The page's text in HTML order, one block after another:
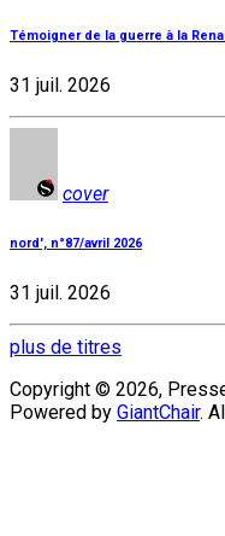
Témoigner de la guerre à la
31 juil. 2026
cover
nord', n°87/avril 2026
31 juil. 2026
plus de titres
Copyright © 2026,
Powered by GiantChair.